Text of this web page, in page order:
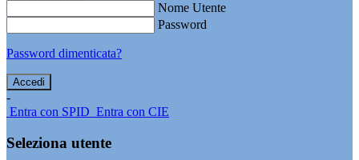
Nome Utente
Password
Password dimenticata?
-
Entra con SPID Entra con CIE
Seleziona utente